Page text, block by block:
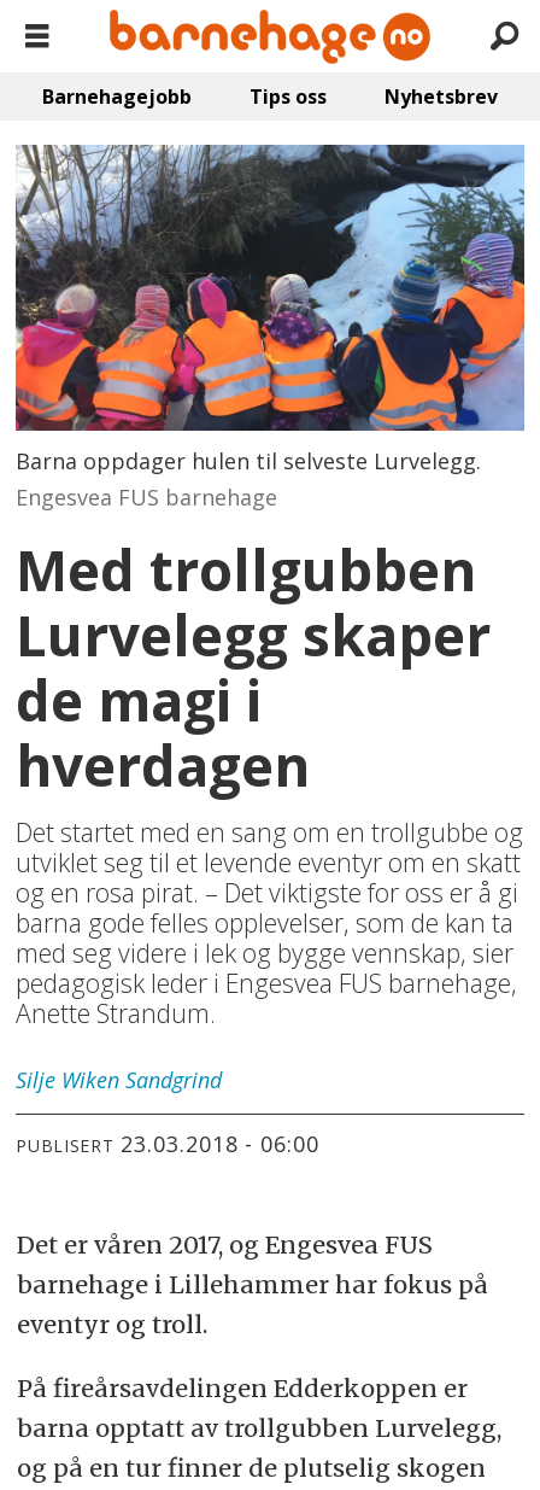
Barnehagejobb Tips oss Nyhetsbrev
Barna oppdager hulen til selveste Lurvelegg.
Engesvea FUS barnehage
Med trollgubben
Lurvelegg skaper
de magi i
hverdagen
Det startet med en sang om en trollgubbe og
utviklet seg til et levende eventyr om en skatt
og en rosa pirat. – Det viktigste for oss er å gi
barna gode felles opplevelser, som de kan ta
med seg videre i lek og bygge vennskap, sier
pedagogisk leder i Engesvea FUS barnehage,
Anette Strandum.
Silje Wiken Sandgrind
PUBLISERT 23.03.2018 - 06:00
Det er våren 2017, og Engesvea FUS
barnehage i Lillehammer har fokus på
eventyr og troll.
På fireårsavdelingen Edderkoppen er
barna opptatt av trollgubben Lurvelegg,
og på en tur finner de plutselig skogen